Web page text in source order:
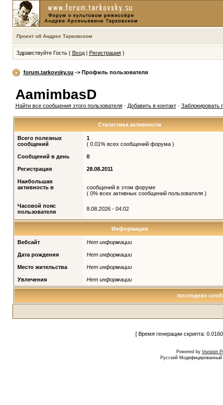
Проект об Андрее Тарковском
Здравствуйте Гость ( Вход| Регистрация)
forum.tarkovsky.su -> Профиль пользователя
AamimbasD
Найти все сообщения этого пользователя· Добавить в контакт· Заблокировать
Статистика активности
Всего полезных
сообщений
1
( 0.01% всех сообщений форума )
Сообщений в день 0
Регистрация 28.08.2011
Наибольшая
активность в
сообщений в этом форуме
( 0% всех активных сообщений пользователя )
Часовой пояс
пользователя
8.08.2026 - 04:02
Информация
Вебсайт Нет информации
Дата рождения Нет информации
Место жительства Нет информации
Увлечения Нет информации
последних
[ Время генерации скрипта:
Powered by Invision
Русский